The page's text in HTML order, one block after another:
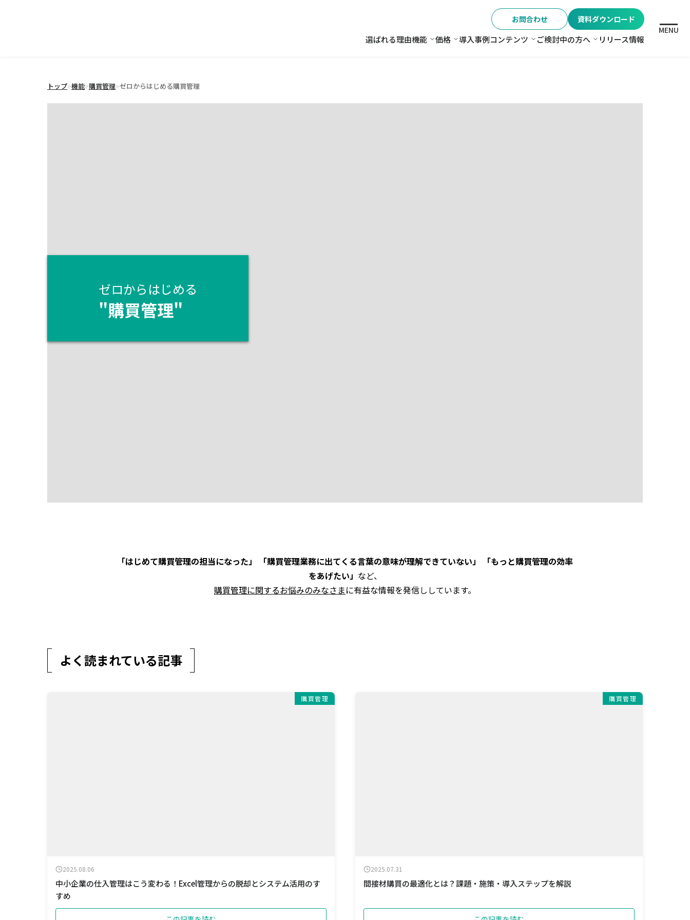
お問合わせ 資料ダウンロード
選ばれる理由機能 機能
価格 価格
導入事例コンテンツ コンテンツ
ご検討中の方へ ご検討中の方へ
リリース情報
MENU
トップ>機能>購買管理>ゼロからはじめる購買管理
ゼロからはじめる
"購買管理"
「はじめて購買管理の担当になった」 「購買管理業務に出てくる言葉の意味が理解できていない」 「もっと購買管理の効率
をあげたい」 など、
購買管理に関するお悩みのみなさまに有益な情報を発信ししています。
よく読まれている記事
購買管理
2025.08.06
中小企業の仕入管理はこう変わる！Excel管理からの脱却とシステム活用のす
すめ
購買管理
2025.07.31
間接材購買の最適化とは？課題・施策・導入ステップを解説